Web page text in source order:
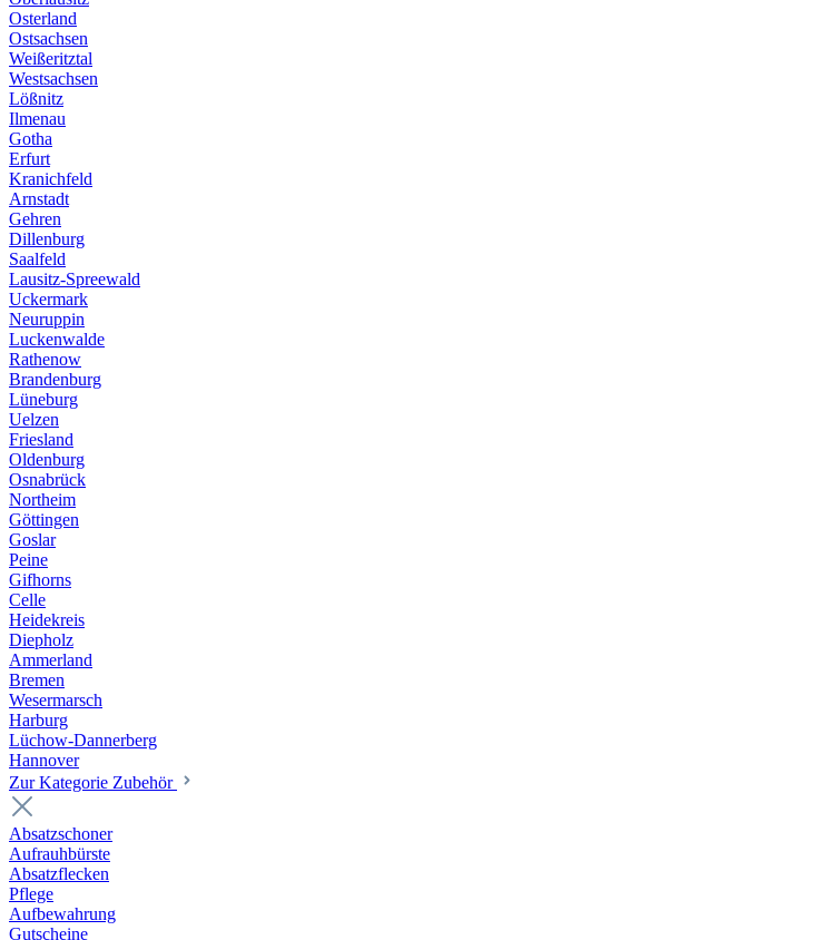
Osterland
Ostsachsen
Weißeritztal
Westsachsen
Lößnitz
Ilmenau
Gotha
Erfurt
Kranichfeld
Arnstadt
Gehren
Dillenburg
Saalfeld
Lausitz-Spreewald
Uckermark
Neuruppin
Luckenwalde
Rathenow
Brandenburg
Lüneburg
Uelzen
Friesland
Oldenburg
Osnabrück
Northeim
Göttingen
Goslar
Peine
Gifhorns
Celle
Heidekreis
Diepholz
Ammerland
Bremen
Wesermarsch
Harburg
Lüchow-Dannerberg
Hannover
Zur Kategorie Zubehör
Absatzschoner
Aufrauhbürste
Absatzflecken
Pflege
Aufbewahrung
Gutscheine